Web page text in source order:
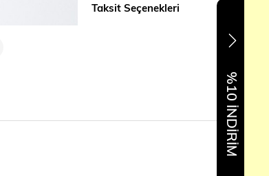
Taksit Seçenekleri
%10 İNDİRİM